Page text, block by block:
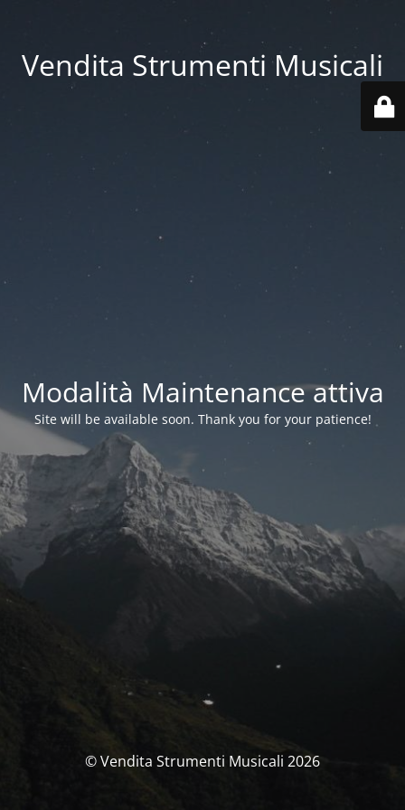
Vendita Strumenti Musicali
Modalità Maintenance attiva
Site will be available soon. Thank you for your patience!
© Vendita Strumenti Musicali 2026